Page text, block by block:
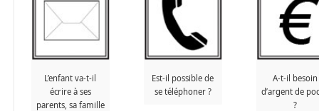
L’enfant va-t-il
écrire à ses
parents, sa famille
Est-il possible de
se téléphoner ?
A-t-il besoin
d’argent de
?